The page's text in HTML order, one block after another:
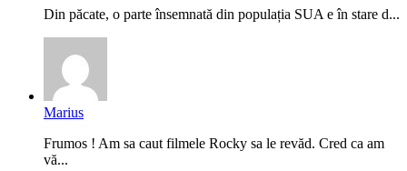
Din păcate, o parte însemnată din populația SUA e în stare d...
Marius
Frumos ! Am sa caut filmele Rocky sa le revăd. Cred ca am
vă...